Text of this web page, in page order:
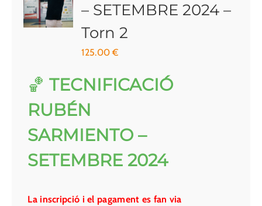
– SETEMBRE 2024 –
Torn 2
125.00€
🏀TECNIFICACIÓ
RUBÉN
SARMIENTO –
SETEMBRE 2024
La inscripció i el pagament es fan via